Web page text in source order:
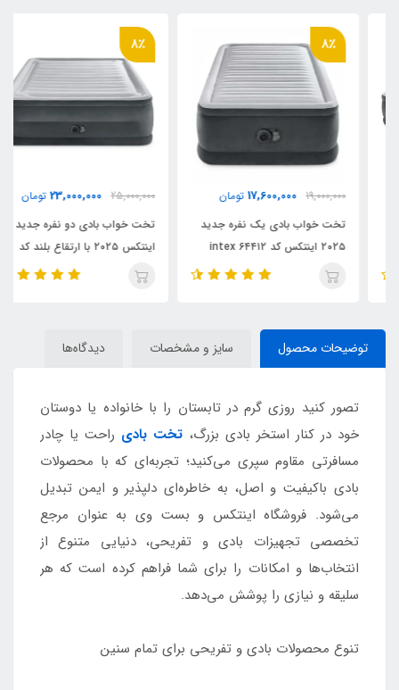
19,000,000
17,600,000 تومان
تخت خواب بادی یک نفره جدید
25,000,000
23,000,000 تومان
تخت خواب بادی دو نفره جدید
اینتکس ۲۰۲۵ با ارتقاع بلند کد
intex 64418
توضیحات محصول سایز و مشخصات دیدگاه‌ها
تصور کنید روزی گرم در تابستان را با خانواده یا دوستان
خود در کنار استخر بادی بزرگ، تخت بادی راحت یا چادر
مسافرتی مقاوم سپری می‌کنید؛ تجربه‌ای که با محصولات
بادی باکیفیت و اصل، به خاطره‌ای دلپذیر و ایمن تبدیل
می‌شود. فروشگاه اینتکس و بست وی به عنوان مرجع
تخصصی تجهیزات بادی و تفریحی، دنیایی متنوع از
انتخاب‌ها و امکانات را برای شما فراهم کرده است که هر
سلیقه و نیازی را پوشش می‌دهد.
تنوع محصولات بادی و تفریحی برای تمام سنین